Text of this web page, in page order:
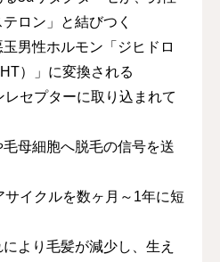
ロン」と結びつく
男性ホルモン「ジヒドロ
）」に変換される
セプターに取り込まれて
母細胞へ脱毛の信号を送
イクルを数ヶ月～1年に短
より毛髪が減少し、生え